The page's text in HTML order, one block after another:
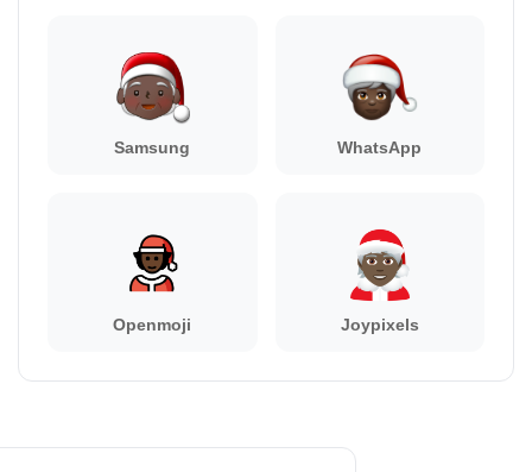
Samsung WhatsApp
Openmoji Joypixels